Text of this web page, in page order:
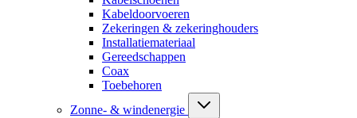
Kabeldoorvoeren
Zekeringen & zekeringhouders
Installatiemateriaal
Gereedschappen
Coax
Toebehoren
Zonne- & windenergie